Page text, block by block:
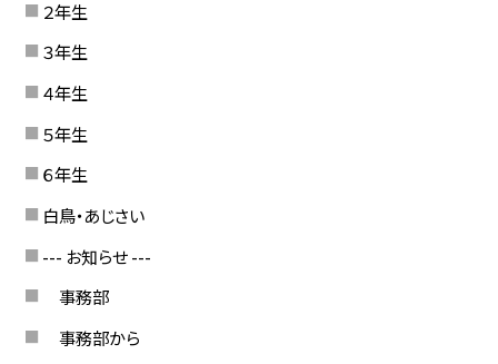
２年生
３年生
４年生
５年生
６年生
白鳥・あじさい
--- お知らせ ---
事務部
事務部から